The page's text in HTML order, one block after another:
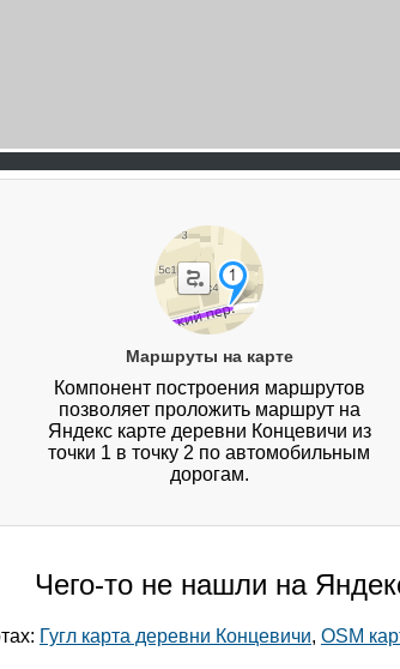
Маршруты на карте
Компонент построения маршрутов
позволяет проложить маршрут на
Яндекс карте деревни Концевичи из
точки 1 в точку 2 по автомобильным
дорогам.
Чего-то не нашли на
Гугл карта деревни Концевичи, OSM